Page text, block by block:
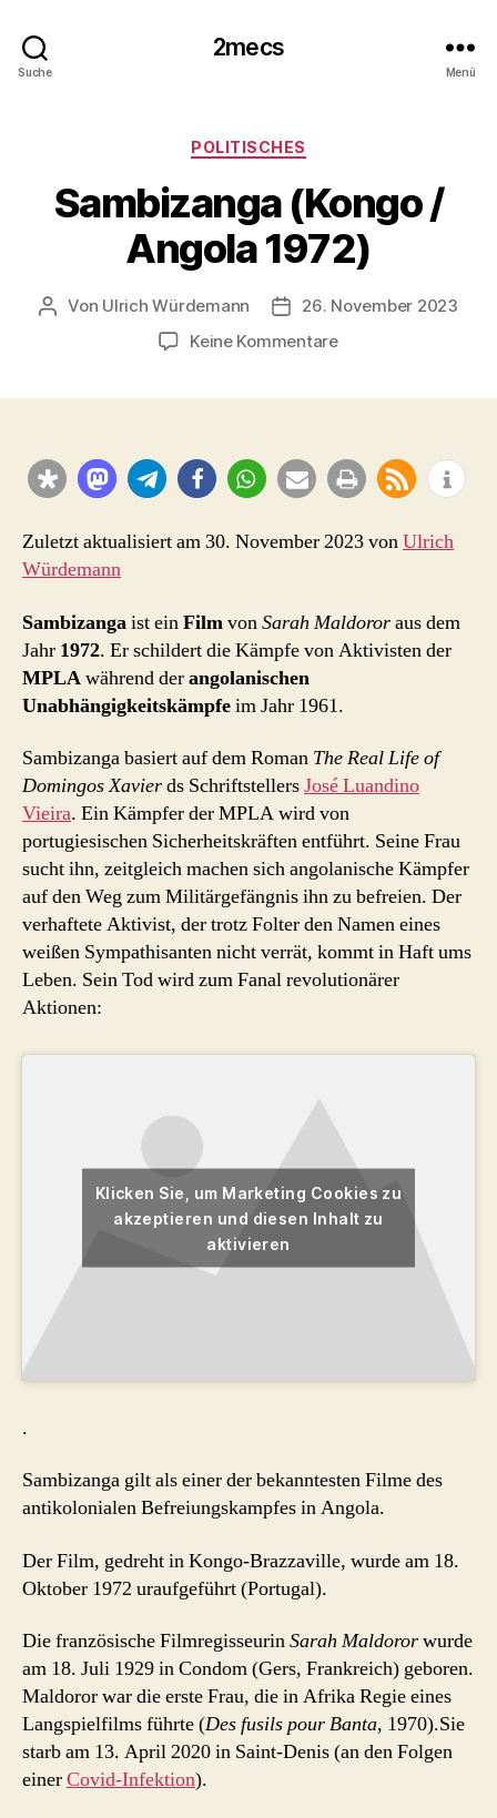
Suche
2mecs
Menü
Kategorien
POLITISCHES
Sambizanga (Kongo /
Angola 1972)
Beitragsautor
Von Ulrich Würdemann Beitragsdatum
26. November 2023
Keine Kommentarezu
1972)
Zuletzt aktualisiert am 30. November 2023 vonUlrich
Würdemann
Sambizangaist einFilmvonSarah Maldororaus dem
Jahr 1972. Er schildert die Kämpfe von Aktivisten der
MPLAwährend derangolanischen
Unabhängigkeitskämpfeim Jahr 1961.
Sambizanga basiert auf dem Roman The Real Life of
Domingos Xavierds SchriftstellersJosé Luandino
Vieira. Ein Kämpfer der MPLA wird von
portugiesischen Sicherheitskräften entführt. Seine Frau
sucht ihn, zeitgleich machen sich angolanische Kämpfer
auf den Weg zum Militärgefängnis ihn zu befreien. Der
verhaftete Aktivist, der trotz Folter den Namen eines
weißen Sympathisanten nicht verrät, kommt in Haft ums
Leben. Sein Tod wird zum Fanal revolutionärer
Aktionen:
Klicken Sie, um Marketing Cookies zu
akzeptieren und diesen Inhalt zu
aktivieren
.
Sambizanga gilt als einer der bekanntesten Filme des
antikolonialen Befreiungskampfes in Angola.
Der Film, gedreht in Kongo-Brazzaville, wurde am 18.
Oktober 1972 uraufgeführt (Portugal).
Die französische FilmregisseurinSarah Maldororwurde
am 18. Juli 1929 in Condom (Gers, Frankreich) geboren.
Maldoror war die erste Frau, die in Afrika Regie eines
Langspielfilms führte (Des fusils pour Banta, 1970).Sie
starb am 13. April 2020 in Saint-Denis (an den Folgen
einerCovid-Infektion).